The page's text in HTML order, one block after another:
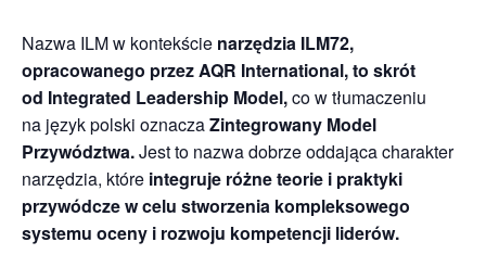
Nazwa ILM w kontekście narzędzia ILM72,
opracowanego przez AQR International, to skrót
od Integrated Leadership Model,co w tłumaczeniu
na język polski oznaczaZintegrowany Model
Przywództwa.Jest to nazwa dobrze oddająca charakter
narzędzia, które integruje różne teorie i praktyki
przywódcze w celu stworzenia kompleksowego
systemu oceny i rozwoju kompetencji liderów.